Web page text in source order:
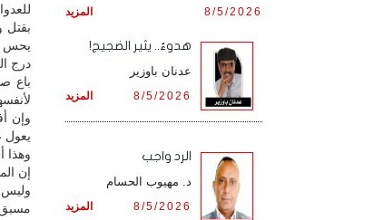
بقتل
يحس
درج
باع
وإن
يعول
وهذا
إن
وليس
المزيد 8/5/2026
هدوءٌ.. يثير الضجيج!
عدنان باوزير
المزيد 8/5/2026
الرد واجب
د. مهيوب الحسام
المزيد 8/5/2026